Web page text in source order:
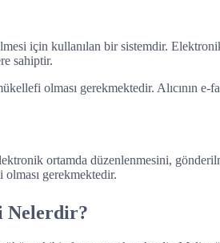
için kullanılan bir sistemdir.
sahiptir.
olması gerekmektedir. Alıcının
ortamda düzenlenmesini,
olması gerekmektedir.
Nelerdir?